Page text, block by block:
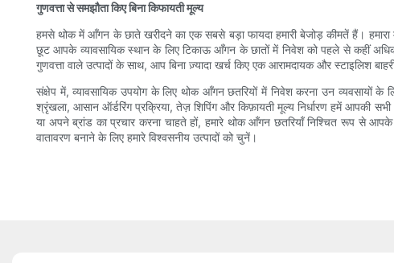
गुणवत्ता से समझौता किए बिना किफायती मूल्य
हमसे थोक में आँगन के छाते खरीदने का एक सबसे बड़ा फायदा हमारी बेजोड़ कीमतें हैं। हमारा
छूट आपके व्यावसायिक स्थान के लिए टिकाऊ आँगन के छातों में निवेश को पहले से कहीं
गुणवत्ता वाले उत्पादों के साथ, आप बिना ज़्यादा खर्च किए एक आरामदायक और स्टाइलिश
संक्षेप में, व्यावसायिक उपयोग के लिए थोक आँगन छतरियों में निवेश करना उन व्यवसायों के
श्रृंखला, आसान ऑर्डरिंग प्रक्रिया, तेज़ शिपिंग और किफ़ायती मूल्य निर्धारण हमें आपकी
या अपने ब्रांड का प्रचार करना चाहते हों, हमारे थोक आँगन छतरियाँ निश्चित रूप से
वातावरण बनाने के लिए हमारे विश्वसनीय उत्पादों को चुनें।